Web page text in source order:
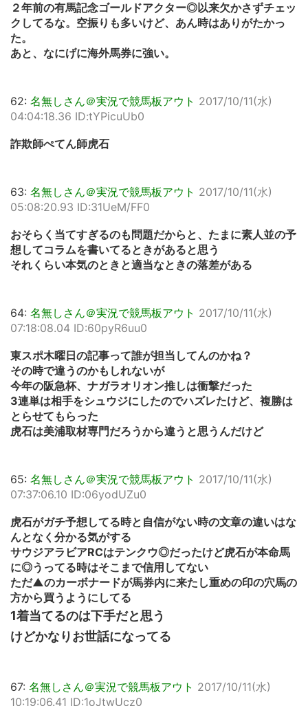
２年前の有馬記念ゴールドアクター◎以来欠かさずチェッ
クしてるな。空振りも多いけど、あん時はありがたかっ
た。
あと、なにげに海外馬券に強い。
62: 名無しさん＠実況で競馬板アウト 2017/10/11(水)
04:04:18.36 ID:tYPicuUb0
詐欺師ぺてん師虎石
63: 名無しさん＠実況で競馬板アウト 2017/10/11(水)
05:08:20.93 ID:31UeM/FF0
おそらく当てすぎるのも問題だからと、たまに素人並の予
想してコラムを書いてるときがあると思う
それくらい本気のときと適当なときの落差がある
64: 名無しさん＠実況で競馬板アウト 2017/10/11(水)
07:18:08.04 ID:60pyR6uu0
東スポ木曜日の記事って誰が担当してんのかね？
その時で違うのかもしれないが
今年の阪急杯、ナガラオリオン推しは衝撃だった
3連単は相手をシュウジにしたのでハズレたけど、複勝は
とらせてもらった
虎石は美浦取材専門だろうから違うと思うんだけど
65: 名無しさん＠実況で競馬板アウト 2017/10/11(水)
07:37:06.10 ID:06yodUZu0
虎石がガチ予想してる時と自信がない時の文章の違いはな
んとなく分かる気がする
サウジアラビアRCはテンクウ◎だったけど虎石が本命馬
に◎うってる時はそこまで信用してない
ただ▲のカーボナードが馬券内に来たし重めの印の穴馬の
方から買うようにしてる
1着当てるのは下手だと思う
けどかなりお世話になってる
67: 名無しさん＠実況で競馬板アウト 2017/10/11(水)
10:19:06.41 ID:1oJtwUcz0